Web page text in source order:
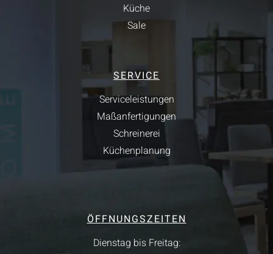
Küche
Sale
SERVICE
Serviceleistungen
Maßanfertigungen
Schreinerei
Küchenplanung
ÖFFNUNGSZEITEN
Dienstag bis Freitag: